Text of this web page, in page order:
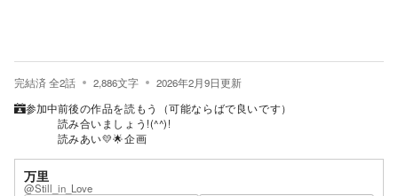
完結済全2話 2,886文字 2026年2月9日更新
参加中前後の作品を読もう（可能ならばで良いです）
読み合いましょう!(^^)!
読みあい💛🌟企画
万里
@Still_in_Love